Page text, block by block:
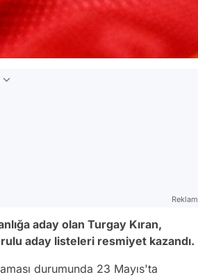
Reklam
aday olan Turgay Kıran,
aday listeleri resmiyet kazandı.
durumunda 23 Mayıs'ta